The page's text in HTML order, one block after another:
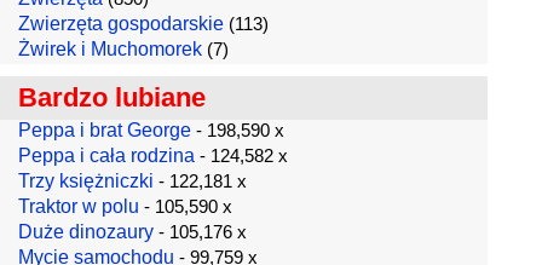
Zwierzęta gospodarskie (113)
Żwirek i Muchomorek (7)
Bardzo lubiane
Peppa i brat George - 198,590 x
Peppa i cała rodzina - 124,582 x
Trzy księżniczki - 122,181 x
Traktor w polu - 105,590 x
Duże dinozaury - 105,176 x
Mycie samochodu - 99,759 x